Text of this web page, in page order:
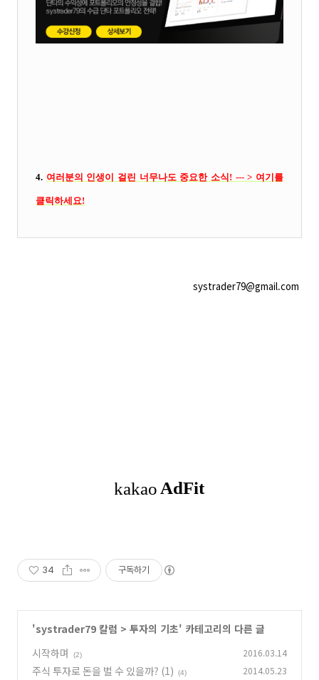
4. 여러분의 인생이 걸린 너무나도 중요한 소식! --- > 여기를
클릭하세요!
systrader79@gmail.com
34 구독하기
'systrader79 칼럼 > 투자의 기초' 카테고리의 다른 글
시작하며
(2) 2016.03.14
주식 투자로 돈을 벌 수 있을까? (1) (4) 2014.05.23